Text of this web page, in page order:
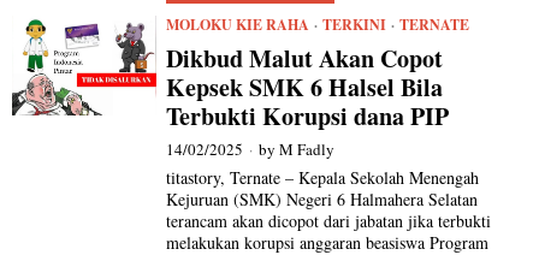
MOLOKU KIE RAHA · TERKINI · TERNATE
Dikbud Malut Akan Copot
Kepsek SMK 6 Halsel Bila
Terbukti Korupsi dana PIP
14/02/2025 byM Fadly
titastory, Ternate – Kepala Sekolah Menengah
Kejuruan (SMK) Negeri 6 Halmahera Selatan
terancam akan dicopot dari jabatan jika terbukti
melakukan korupsi anggaran beasiswa Program